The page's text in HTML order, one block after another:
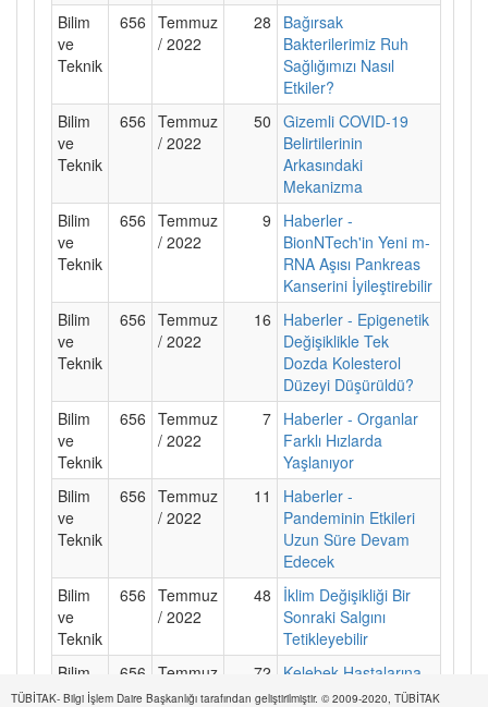
Bilim
ve
Teknik
656 Temmuz
/ 2022
28
Bağırsak
Bakterilerimiz Ruh
Sağlığımızı Nasıl
Etkiler?
Bilim
ve
Teknik
656 Temmuz
/ 2022
50 Gizemli COVID-19
Belirtilerinin
Arkasındaki
Mekanizma
Bilim
ve
Teknik
656 Temmuz
/ 2022
9
Haberler -
BionNTech'in Yeni m-
RNA Aşısı Pankreas
Kanserini İyileştirebilir
Bilim
ve
Teknik
656 Temmuz
/ 2022
16
Haberler - Epigenetik
Değişiklikle Tek
Dozda Kolesterol
Düzeyi Düşürüldü?
Bilim
ve
Teknik
656 Temmuz
/ 2022
7 Haberler - Organlar
Farklı Hızlarda
Yaşlanıyor
Bilim
ve
Teknik
656 Temmuz
/ 2022
11
Haberler -
Pandeminin Etkileri
Uzun Süre Devam
Edecek
Bilim
ve
Teknik
656 Temmuz
/ 2022
48
İklim Değişikliği Bir
Sonraki Salgını
Tetikleyebilir
Bilim
ve
656 Temmuz
/ 2022
72
Kelebek Hastalarına
Umut
TÜBİTAK- Bilgi İşlem Daire Başkanlığı tarafından geliştirilmiştir. © 2009-2020, TÜBİTAK